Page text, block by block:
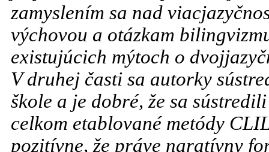
zamyslením sa nad
výchovou a otázkam
existujúcich mýtoch o
V druhej časti sa autorky
škole a je dobré, že sa
celkom etablované metódy
pozitívne, že práve naratívny